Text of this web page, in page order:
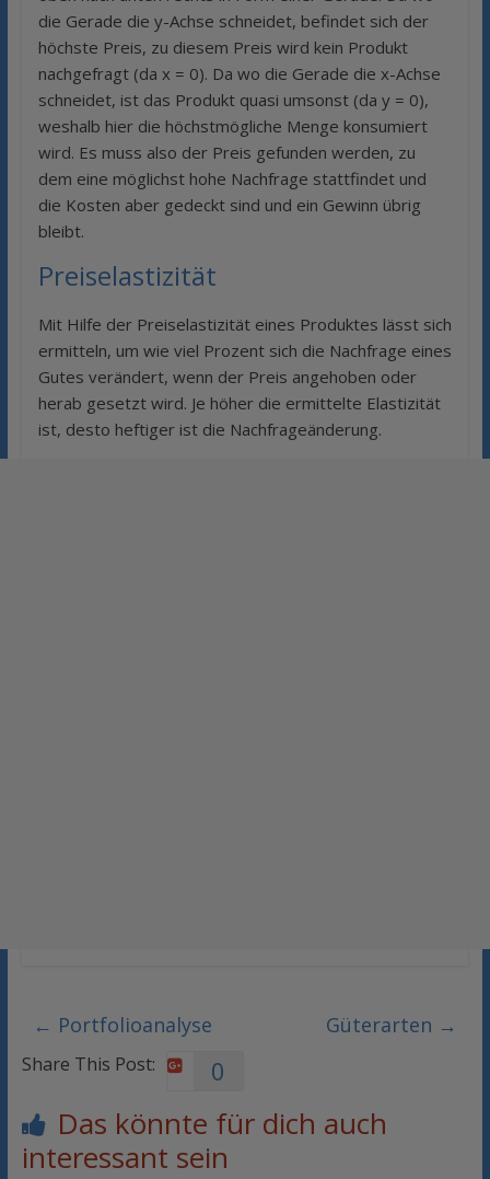
die Gerade die y-Achse schneidet, befindet sich der
höchste Preis, zu diesem Preis wird kein Produkt
nachgefragt (da x = 0). Da wo die Gerade die x-Achse
schneidet, ist das Produkt quasi umsonst (da y = 0),
weshalb hier die höchstmögliche Menge konsumiert
wird. Es muss also der Preis gefunden werden, zu
dem eine möglichst hohe Nachfrage stattfindet und
die Kosten aber gedeckt sind und ein Gewinn übrig
bleibt.
Preiselastizität
Mit Hilfe der Preiselastizität eines Produktes lässt sich
ermitteln, um wie viel Prozent sich die Nachfrage eines
Gutes verändert, wenn der Preis angehoben oder
herab gesetzt wird. Je höher die ermittelte Elastizität
ist, desto heftiger ist die Nachfrageänderung.
← Portfolioanalyse Güterarten →
Share This Post: 0
Das könnte für dich auch
interessant sein